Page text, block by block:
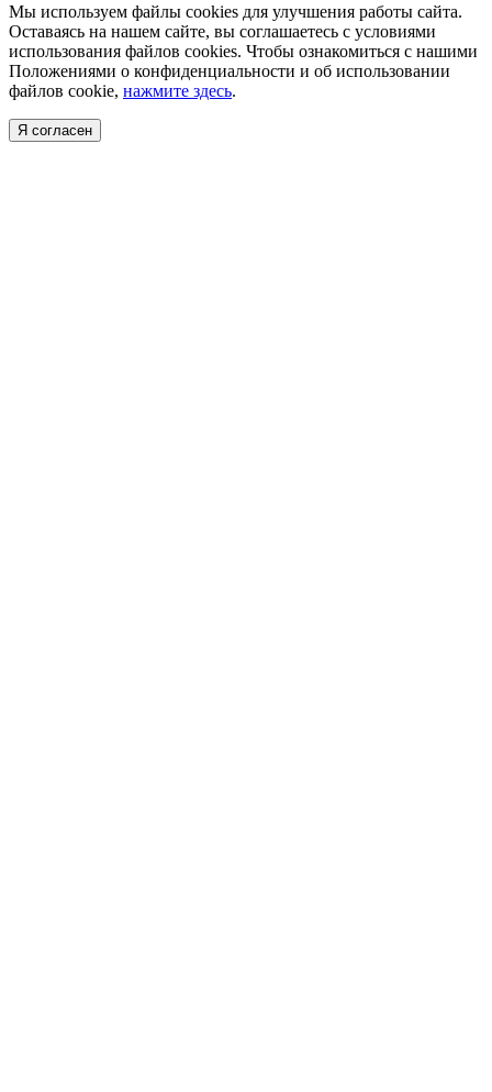
Мы используем файлы cookies для улучшения работы сайта.
Оставаясь на нашем сайте, вы соглашаетесь с условиями
использования файлов cookies. Чтобы ознакомиться с нашими
Положениями о конфиденциальности и об использовании
файлов cookie, нажмите здесь.
Я согласен